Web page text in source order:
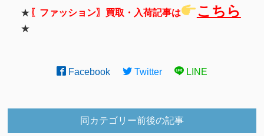
★ 〖ファッション〗買取・入荷記事は こちら
★
Facebook Twitter LINE
同カテゴリー前後の記事